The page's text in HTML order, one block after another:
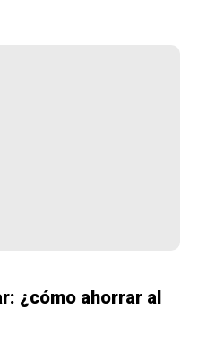
¿cómo ahorrar al